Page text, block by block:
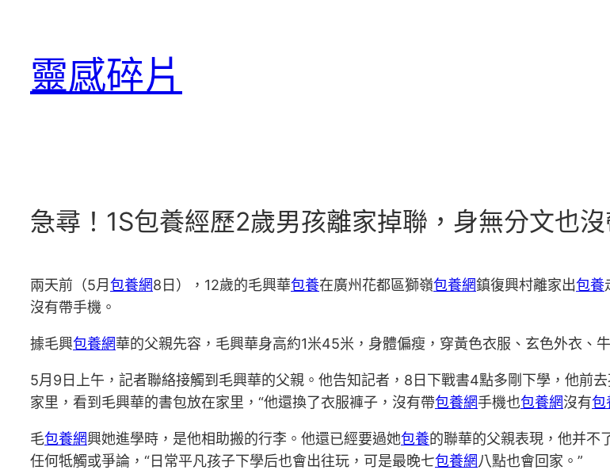
靈感碎片
急尋！1S包養經歷2歲男孩離家掉聯，身無分文也
兩天前（5月包養網8日），12歲的毛興華包養在廣州花都區獅嶺包養網鎮復興村離家出包養
沒有帶手機。
據毛興包養網華的父親先容，毛興華身高約1米45米，身體偏瘦，穿黃色衣服、玄色外衣、
5月9日上午，記者聯絡接觸到毛興華的父親。他告知記者，8日下戰書4點多剛下學，他前
家里，看到毛興華的書包放在家里，“他還換了衣服褲子，沒有帶包養網手機也包養網沒有包
毛包養網興她進學時，是他相助搬的行李。他還已經要過她包養的聯華的父親表現，他并不
任何牴觸或爭論，“日常平凡孩子下學后也會出往玩，可是最晚七包養網八點也會回家。”